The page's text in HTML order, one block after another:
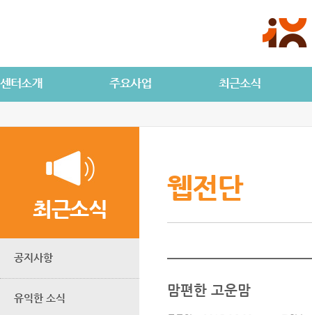
최근소식
공지사항
유익한 소식
웹전단
맘편한 고운맘